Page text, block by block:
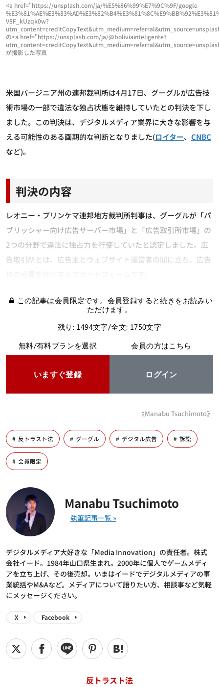
<a href="https://unsplash.com/ja/%E5%86%99%E7%9C%9F/google-
V8F_kUzqk0w?
の<a href="https://unsplash.com/ja/@boliviainteligente?
が撮影した写真
米国バージニア州の連邦裁判所は4月17日、グーグルが広告技
術市場の一部で違法な独占状態を維持していたとの判決を下し
ました。この判決は、デジタルメディア業界に大きな影響を与
える可能性のある画期的な判断となりました(ロイター、 CNBC
など)。
判決の内容
レオニー・ブリンケマ連邦地方裁判所判事は、グーグルが「パ
ブリッシャー向け広告サーバー市場」と「広告取引所市場」の
2つの分野で違法に独占力を行使していたと認定しました。広
告取引所とは、広告主とウェブサイト運営者の間に立ち、広告
この記事は会員限定です。会員登録すると続きをお読みい
ただけます。
残り: 1494文字/全文: 1750文字
無料/有料プランを選択
いますぐ登録
会員の方はこちら
ログイン
《Manabu Tsuchimoto》
反トラスト法 グーグル デジタル広告 訴訟
会員限定
Manabu Tsuchimoto
デジタルメディア大好きな「Media Innovation」の責任者。株式
会社イード。1984年山口県生まれ。2000年に個人でゲームメディ
アを立ち上げ、その後売却。いまはイードでデジタルメディアの事
業統括やM&Aなど。メディアについて語りたい方、相談事など気軽
にメッセージください。
X Facebook
反トラスト法